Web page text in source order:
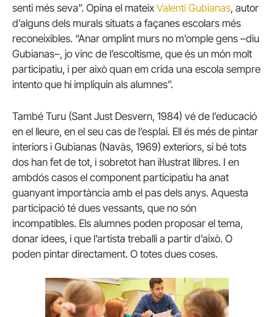
senti més seva”. Opina el mateix Valentí Gubianas, autor
d’alguns dels murals situats a façanes escolars més
reconeixibles. “Anar omplint murs no m’omple gens –diu
Gubianas–, jo vinc de l’escoltisme, que és un món molt
participatiu, i per això quan em crida una escola sempre
intento que hi impliquin als alumnes”.
També Turu (Sant Just Desvern, 1984) vé de l’educació
en el lleure, en el seu cas de l’esplai. Ell és més de pintar
interiors i Gubianas (Navàs, 1969) exteriors, si bé tots
dos han fet de tot, i sobretot han il·lustrat llibres. I en
ambdós casos el component participatiu ha anat
guanyant importància amb el pas dels anys. Aquesta
participació té dues vessants, que no són
incompatibles. Els alumnes poden proposar el tema,
donar idees, i que l’artista treballi a partir d’això. O
poden pintar directament. O totes dues coses.